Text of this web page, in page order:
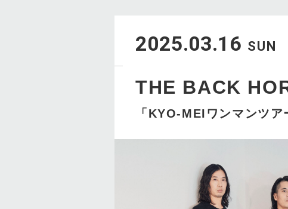
2025.03.16 SUN
THE BACK
「KYO-MEIワンマンツ